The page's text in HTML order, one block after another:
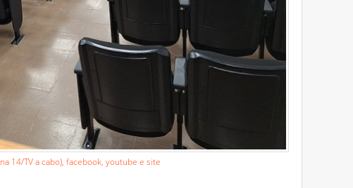
14/TV a cabo), facebook, youtube e site